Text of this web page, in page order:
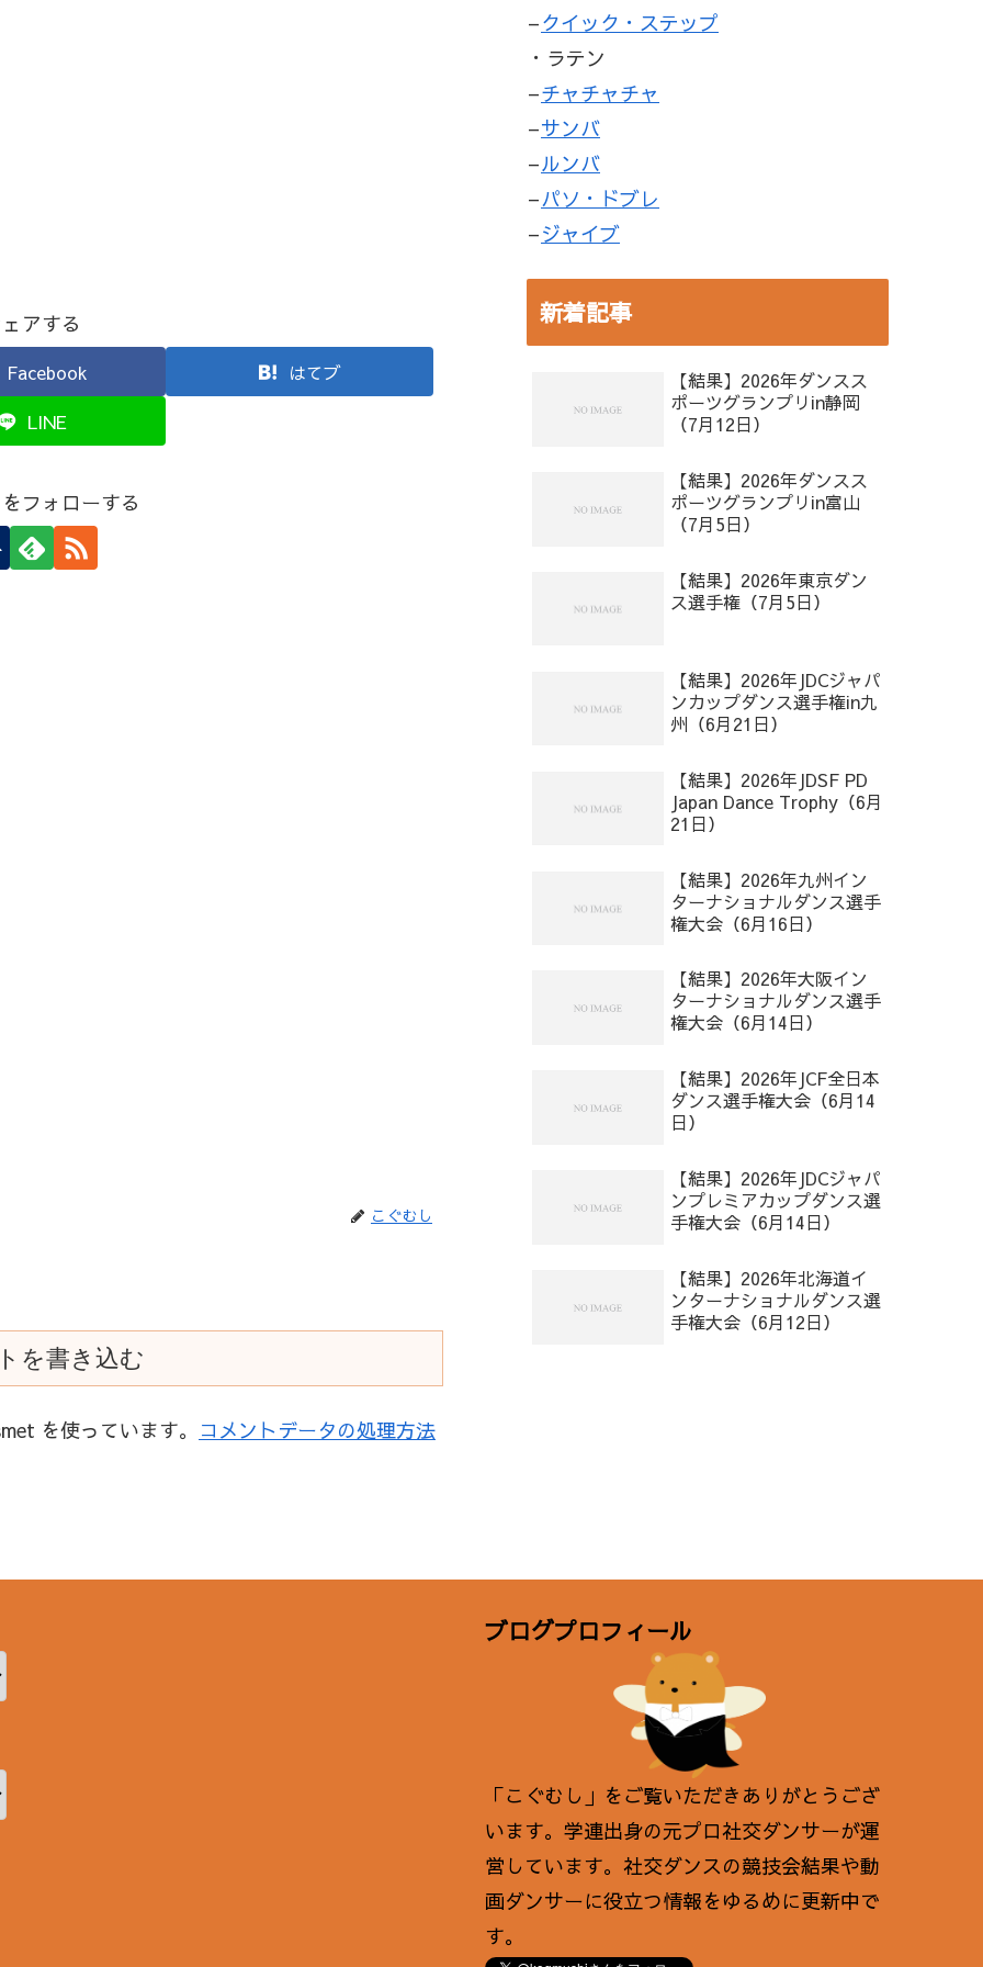
アする
Facebook はてブ
LINE
フォローする
こぐむし
を書き込む
を使っています。 コメントデータの処理方法
–クイック・ステップ
・ラテン
–チャチャチャ
–サンバ
–ルンバ
–パソ・ドブレ
–ジャイブ
新着記事
【結果】2026年ダンスス
ポーツグランプリin静岡
（7月12日）
【結果】2026年ダンスス
ポーツグランプリin富山
（7月5日）
【結果】2026年東京ダン
ス選手権（7月5日）
【結果】2026年JDCジャパ
ンカップダンス選手権in九
州（6月21日）
【結果】2026年JDSF PD
Japan Dance Trophy（6月
21日）
【結果】2026年九州イン
ターナショナルダンス選手
権大会（6月16日）
【結果】2026年大阪イン
ターナショナルダンス選手
権大会（6月14日）
【結果】2026年JCF全日本
ダンス選手権大会（6月14
日）
【結果】2026年JDCジャパ
ンプレミアカップダンス選
手権大会（6月14日）
【結果】2026年北海道イ
ンターナショナルダンス選
手権大会（6月12日）
ブログプロフィール
「こぐむし」をご覧いただきありがとうござ
います。学連出身の元プロ社交ダンサーが運
営しています。社交ダンスの競技会結果や動
画ダンサーに役立つ情報をゆるめに更新中で
す。